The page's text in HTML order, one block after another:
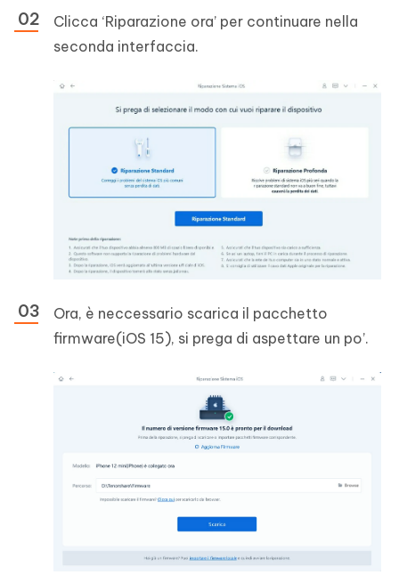
Clicca ‘Riparazione ora’ per continuare nella
seconda interfaccia.
Ora, è neccessario scarica il pacchetto
firmware(iOS 15), si prega di aspettare un po’.